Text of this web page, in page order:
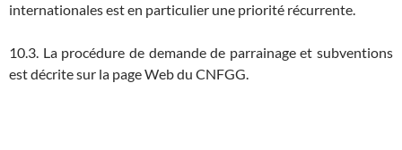
internationales est en particulier une priorité récurrente.
10.3. La procédure de demande de parrainage et subventions
est décrite sur la page Web du CNFGG.